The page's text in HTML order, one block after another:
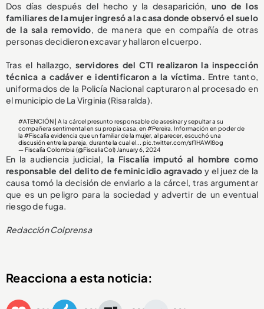
Dos días después del hecho y la desaparición, uno de los
familiares de la mujer ingresó a la casa donde observó el suelo
de la sala removido, de manera que en compañía de otras
personas decidieron excavar y hallaron el cuerpo.
Tras el hallazgo, servidores del CTI realizaron la inspección
técnica a cadáver e identificaron a la víctima. Entre tanto,
uniformados de la Policía Nacional capturaron al procesado en
el municipio de La Virginia (Risaralda).
#ATENCIÓN | A la cárcel presunto responsable de asesinar y sepultar a su
compañera sentimental en su propia casa, en#Pereira . Información en poder de
la#Fiscalía evidencia que un familiar de la mujer, al parecer, escuchó una
discusión entre la pareja, durante la cual el...pic.twitter.com/sf1HAWl8og
— Fiscalía Colombia (@FiscaliaCol) January 6, 2024
En la audiencia judicial, la Fiscalía imputó al hombre como
responsable del delito de feminicidio agravado y el juez de la
causa tomó la decisión de enviarlo a la cárcel, tras argumentar
que es un peligro para la sociedad y advertir de un eventual
riesgo de fuga.
Redacción Colprensa
Reacciona a esta noticia: